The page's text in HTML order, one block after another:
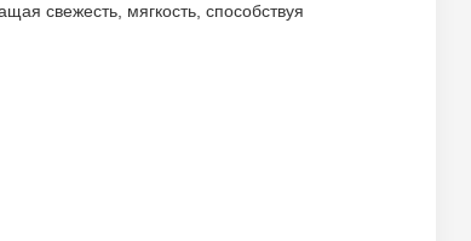
свежесть, мягкость, способствуя